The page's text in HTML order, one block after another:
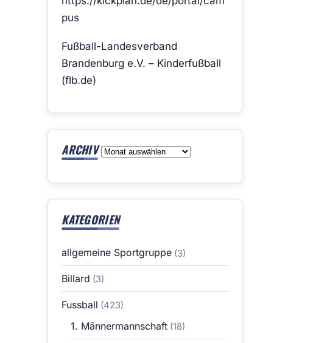
pus
Fußball-Landesverband
Brandenburg e.V. – Kinderfußball
(flb.de)
ARCHIV Archiv
KATEGORIEN
allgemeine Sportgruppe (3)
Billard (3)
Fussball (423)
1. Männermannschaft(18)